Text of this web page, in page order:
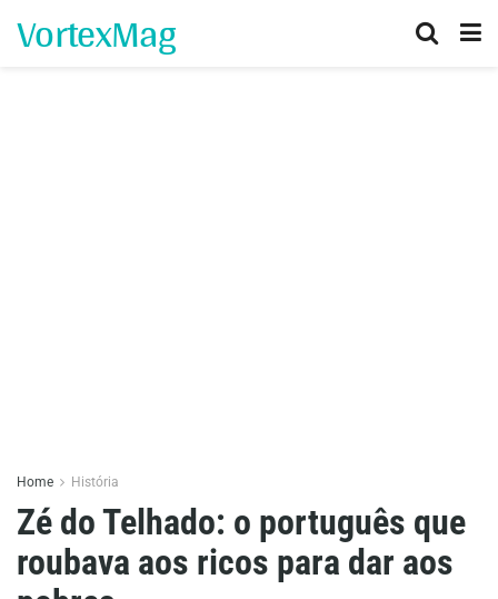
VortexMag
Home História
Zé do Telhado: o português que
roubava aos ricos para dar aos